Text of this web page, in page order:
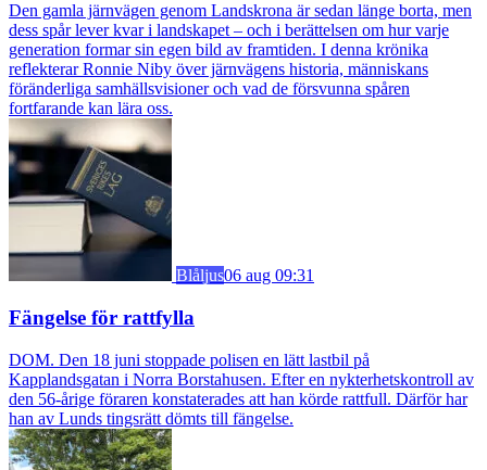
Den gamla järnvägen genom Landskrona är sedan länge borta, men
dess spår lever kvar i landskapet – och i berättelsen om hur varje
generation formar sin egen bild av framtiden. I denna krönika
reflekterar Ronnie Niby över järnvägens historia, människans
föränderliga samhällsvisioner och vad de försvunna spåren
fortfarande kan lära oss.
Blåljus06 aug 09:31
Fängelse för rattfylla
DOM. Den 18 juni stoppade polisen en lätt lastbil på
Kapplandsgatan i Norra Borstahusen. Efter en nykterhetskontroll av
den 56-årige föraren konstaterades att han körde rattfull. Därför har
han av Lunds tingsrätt dömts till fängelse.